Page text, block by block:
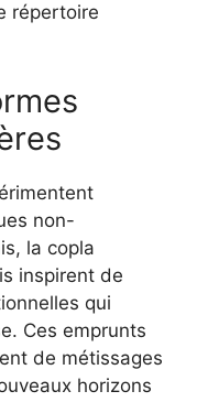
répertoire
non-
la copla
inspirent de
qui
Ces emprunts
de métissages
horizons